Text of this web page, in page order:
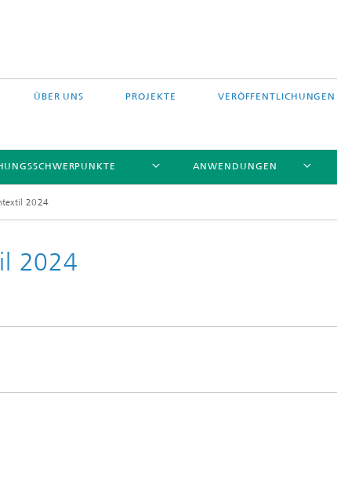
ÜBER UNS PROJEKTE VERÖFFENTLICHUNGEN
ANWENDUNGEN
2024
2024